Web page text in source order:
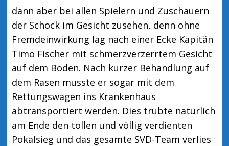
dann aber bei allen Spielern und Zuschauern
der Schock im Gesicht zusehen, denn ohne
Fremdeinwirkung lag nach einer Ecke Kapitän
Timo Fischer mit schmerzverzerrtem Gesicht
auf dem Boden. Nach kurzer Behandlung auf
dem Rasen musste er sogar mit dem
Rettungswagen ins Krankenhaus
abtransportiert werden. Dies trübte natürlich
am Ende den tollen und völlig verdienten
Pokalsieg und das gesamte SVD-Team verlies